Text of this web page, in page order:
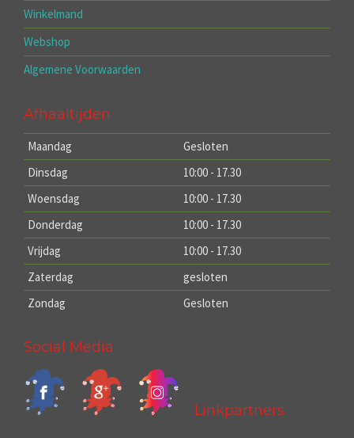
Winkelmand
Webshop
Algemene Voorwaarden
Afhaaltijden
Maandag
Gesloten
Dinsdag
10:00 - 17.30
Woensdag
10:00 - 17.30
Donderdag
10:00 - 17.30
Vrijdag
10:00 - 17.30
Zaterdag
gesloten
Zondag
Gesloten
Social Media
Linkpartners